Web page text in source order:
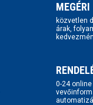
MEGÉRI
közvetlen
árak,
0-24